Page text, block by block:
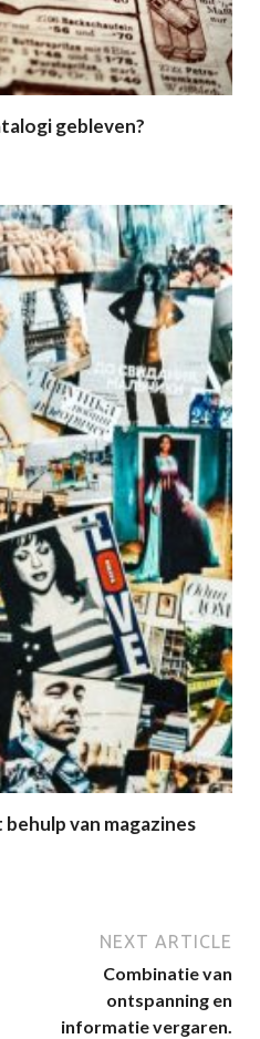
gebleven?
van magazines
NEXT ARTICLE
Combinatie van
ontspanning en
informatie vergaren.